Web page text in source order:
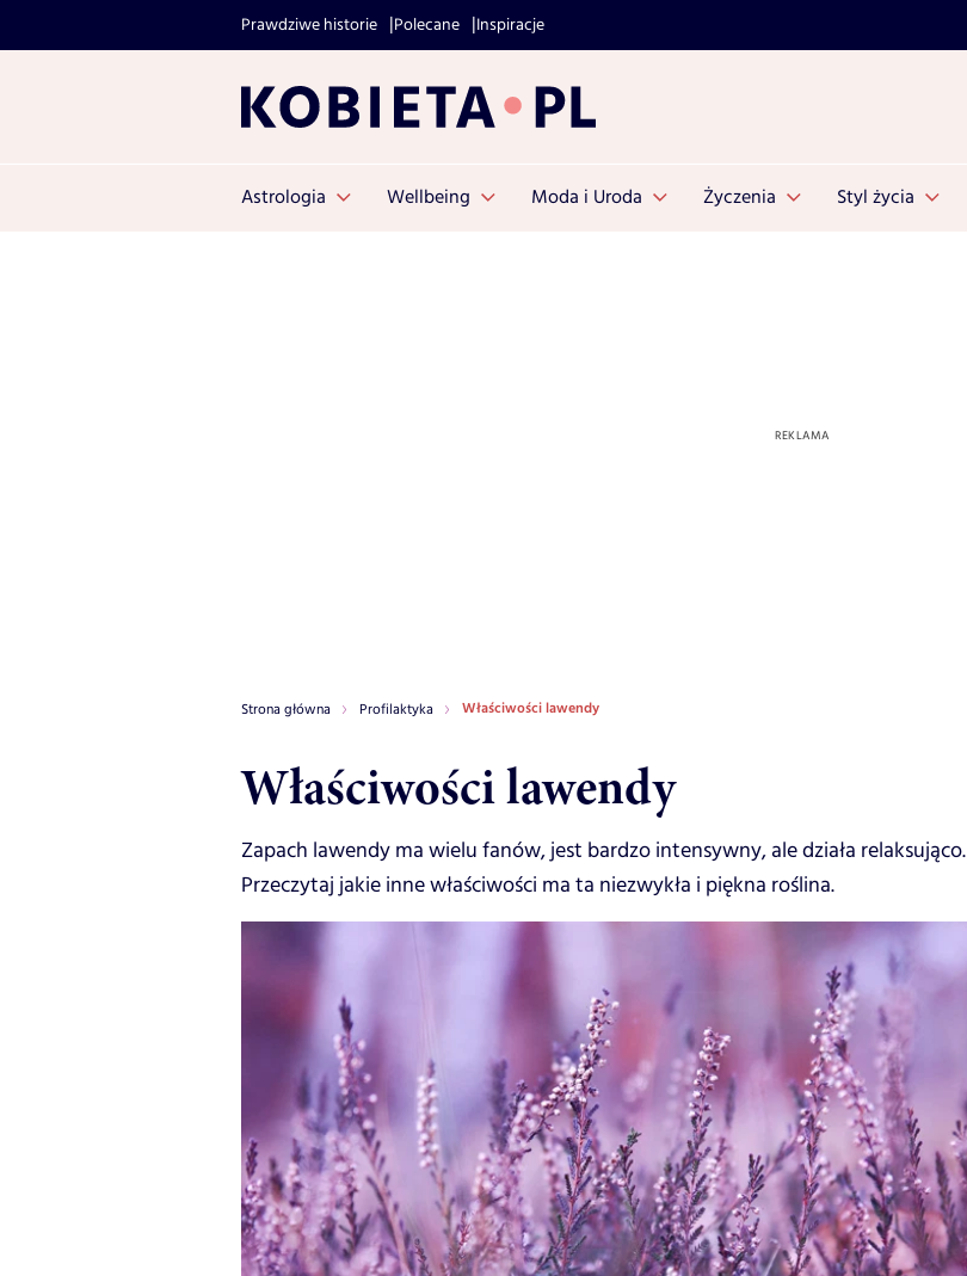
Prawdziwe historie Polecane Inspiracje
Astrologia Wellbeing Moda i Uroda Życzenia Styl życia
Strona główna Profilaktyka Właściwości lawendy
Właściwości lawendy
Zapach lawendy ma wielu fanów, jest bardzo intensywny, ale działa relaksująco.
Przeczytaj jakie inne właściwości ma ta niezwykła i piękna roślina.